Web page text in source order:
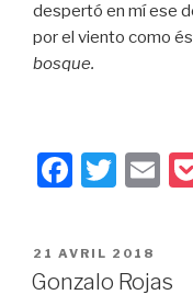
despertó en mí ese
por el viento como
bosque.
F
c
e
T
tt
er
E
PUBLIÉ
LE
21 AVRIL 2018
Gonzalo Rojas